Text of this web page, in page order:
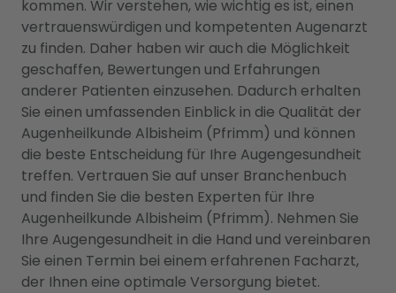
kommen. Wir verstehen, wie wichtig es ist, einen
vertrauenswürdigen und kompetenten Augenarzt
zu finden. Daher haben wir auch die Möglichkeit
geschaffen, Bewertungen und Erfahrungen
anderer Patienten einzusehen. Dadurch erhalten
Sie einen umfassenden Einblick in die Qualität der
Augenheilkunde Albisheim (Pfrimm) und können
die beste Entscheidung für Ihre Augengesundheit
treffen. Vertrauen Sie auf unser Branchenbuch
und finden Sie die besten Experten für Ihre
Augenheilkunde Albisheim (Pfrimm). Nehmen Sie
Ihre Augengesundheit in die Hand und vereinbaren
Sie einen Termin bei einem erfahrenen Facharzt,
der Ihnen eine optimale Versorgung bietet.